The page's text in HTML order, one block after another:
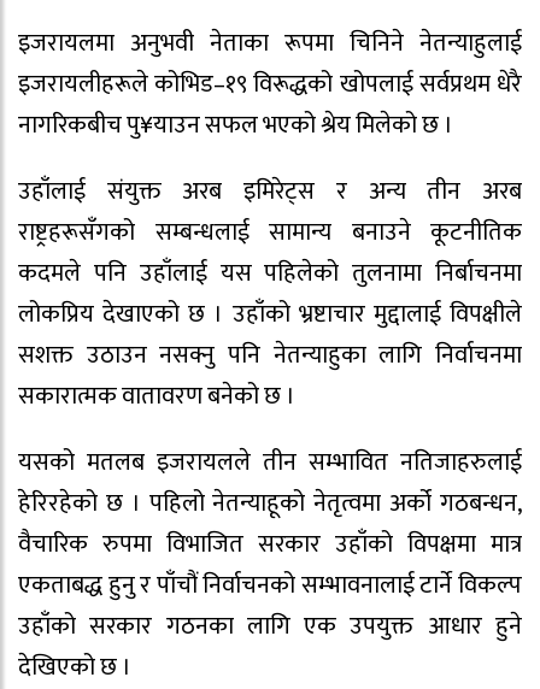
इजरायलमा अनुभवी नेताका रूपमा चिनिने नेतन्याहुलाई
इजरायलीहरूले कोभिड–१९ विरूद्धको खोपलाई सर्वप्रथम धेरै
नागरिकबीच पु¥याउन सफल भएको श्रेय मिलेको छ ।
उहाँलाई संयुक्त अरब इमिरेट्स र अन्य तीन अरब
राष्ट्रहरूसँगको सम्बन्धलाई सामान्य बनाउने कूटनीतिक
कदमले पनि उहाँलाई यस पहिलेको तुलनामा निर्बाचनमा
लोकप्रिय देखाएको छ । उहाँको भ्रष्टाचार मुद्दालाई विपक्षीले
सशक्त उठाउन नसक्नु पनि नेतन्याहुका लागि निर्वाचनमा
सकारात्मक वातावरण बनेको छ ।
यसको मतलब इजरायलले तीन सम्भावित नतिजाहरुलाई
हेरिरहेको छ । पहिलो नेतन्याहूको नेतृत्वमा अर्को गठबन्धन,
वैचारिक रुपमा विभाजित सरकार उहाँको विपक्षमा मात्र
एकताबद्ध हुनु र पाँचौं निर्वाचनको सम्भावनालाई टार्ने विकल्प
उहाँको सरकार गठनका लागि एक उपयुक्त आधार हुने
देखिएको छ ।